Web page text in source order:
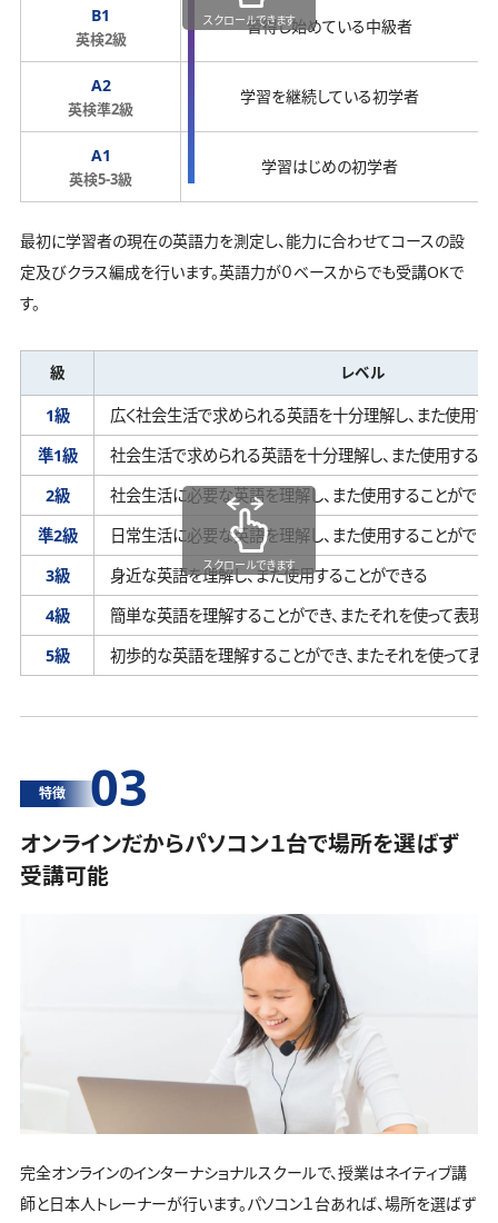
B1
英検2級
習得し始めている中級者
A2
英検準2級
学習を継続している初学者
A1
英検5-3級
学習はじめの初学者
スクロールできます
最初に学習者の現在の英語力を測定し、能力に合わせてコースの設
定及びクラス編成を行います。英語力が０ベースからでも受講OKで
す。
級 レベル
1級 広く社会生活で求められる英語を十分理解し、 また使用す
準1級
社会生活で求められる英語を十分理解し、 また使用するこ
2級
社会生活に必要な英語を理解し、 また使用することができ
準2級
日常生活に必要な英語を理解し、 また使用することができ
3級
身近な英語を理解し、また使用することができる
4級
簡単な英語を理解することができ、 またそれを使って表現
5級
初歩的な英語を理解することができ、 またそれを使って表
スクロールできます
特徴 03
オンラインだからパソコン１台で場所を選ばず
受講可能
完全オンラインのインターナショナルスクールで、授業はネイティブ講
師と日本人トレーナーが行います。パソコン１台あれば、場所を選ばず